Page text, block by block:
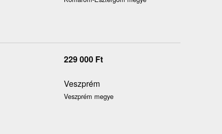
229 000 Ft
Veszprém
Veszprém megye